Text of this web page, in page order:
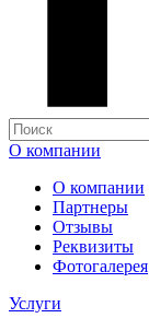
О компании
О компании
Партнеры
Отзывы
Реквизиты
Фотогалерея
Услуги